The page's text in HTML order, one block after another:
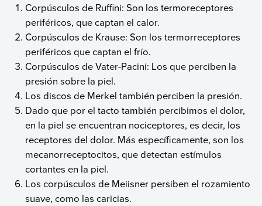
Corpúsculos de Ruffini: Son los termoreceptores
periféricos, que captan el calor.
Corpúsculos de Krause: Son los termorreceptores
periféricos que captan el frío.
Corpúsculos de Vater-Pacini: Los que perciben la
presión sobre la piel.
Los discos de Merkel también perciben la presión.
Dado que por el tacto también percibimos el dolor,
en la piel se encuentran nociceptores, es decir, los
receptores del dolor. Más específicamente, son los
mecanorreceptocitos, que detectan estímulos
cortantes en la piel.
Los corpúsculos de Meiisner persiben el rozamiento
suave, como las caricias.